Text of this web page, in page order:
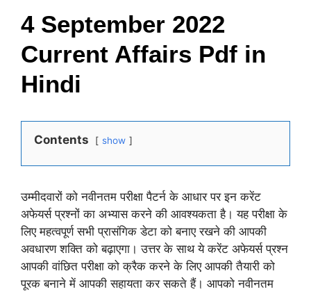
4 September 2022
Current Affairs Pdf in
Hindi
Contents show
उम्मीदवारों को नवीनतम परीक्षा पैटर्न के आधार पर इन करेंट
अफेयर्स प्रश्नों का अभ्यास करने की आवश्यकता है। यह परीक्षा के
लिए महत्वपूर्ण सभी प्रासंगिक डेटा को बनाए रखने की आपकी
अवधारण शक्ति को बढ़ाएगा। उत्तर के साथ ये करेंट अफेयर्स प्रश्न
आपकी वांछित परीक्षा को क्रैक करने के लिए आपकी तैयारी को
पूरक बनाने में आपकी सहायता कर सकते हैं। आपको नवीनतम